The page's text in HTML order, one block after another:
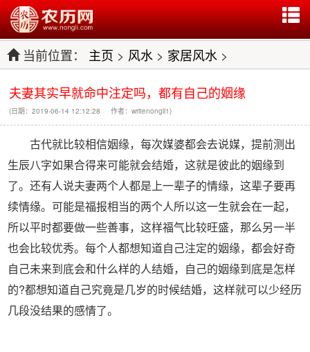
当前位置： 主页 > 风水 > 家居风水 >
夫妻其实早就命中注定吗，都有自己的姻缘
(日期：2019-06-14 12:12:28 作者：writenongli1)
古代就比较相信姻缘，每次媒婆都会去说媒，提前测出
生辰八字如果合得来可能就会结婚，这就是彼此的姻缘到
了。还有人说夫妻两个人都是上一辈子的情缘，这辈子要再
续情缘。可能是福报相当的两个人所以这一生就会在一起，
所以平时都要做一些善事，这样福气比较旺盛，那么另一半
也会比较优秀。每个人都想知道自己注定的姻缘，都会好奇
自己未来到底会和什么样的人结婚，自己的姻缘到底是怎样
的?都想知道自己究竟是几岁的时候结婚，这样就可以少经历
几段没结果的感情了。